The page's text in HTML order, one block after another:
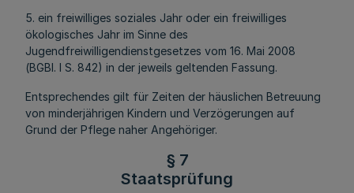
5. ein freiwilliges soziales Jahr oder ein freiwilliges
ökologisches Jahr im Sinne des
Jugendfreiwilligendienstgesetzes vom 16. Mai 2008
(BGBl. I S. 842) in der jeweils geltenden Fassung.
Entsprechendes gilt für Zeiten der häuslichen Betreuung
von minderjährigen Kindern und Verzögerungen auf
Grund der Pflege naher Angehöriger.
§ 7
Staatsprüfung